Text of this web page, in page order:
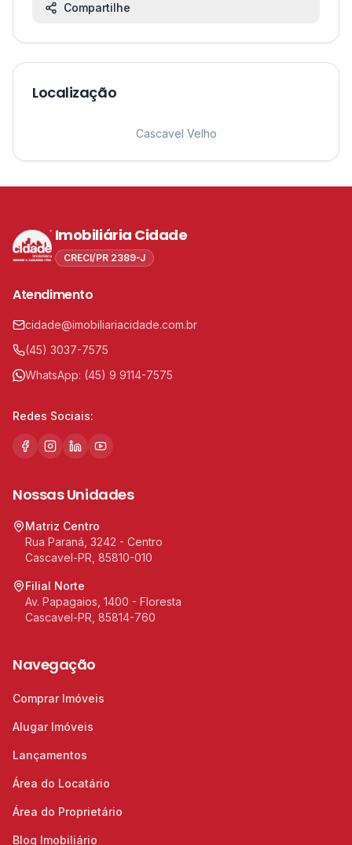
Compartilhe
Localização
Cascavel Velho
Imobiliária Cidade
CRECI/PR 2389-J
Atendimento
cidade@imobiliariacidade.com.br
(45) 3037-7575
WhatsApp: (45) 9 9114-7575
Redes Sociais:
Nossas Unidades
Matriz Centro
Rua Paraná, 3242 - Centro
Cascavel-PR, 85810-010
Filial Norte
Av. Papagaios, 1400 - Floresta
Cascavel-PR, 85814-760
Navegação
Comprar Imóveis
Alugar Imóveis
Lançamentos
Área do Locatário
Área do Proprietário
Blog Imobiliário